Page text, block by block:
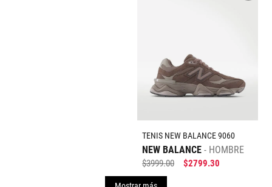
TENIS NEW BALANCE 9060
NEW BALANCE HOMBRE
$3999.00 $2799.30